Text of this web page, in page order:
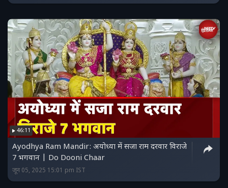
46:11
Ayodhya Ram Mandir: अयोध्या में सजा राम दरवार विराजे
7 भगवान | Do Dooni Chaar
जून 05, 2025 15:01 pm IST